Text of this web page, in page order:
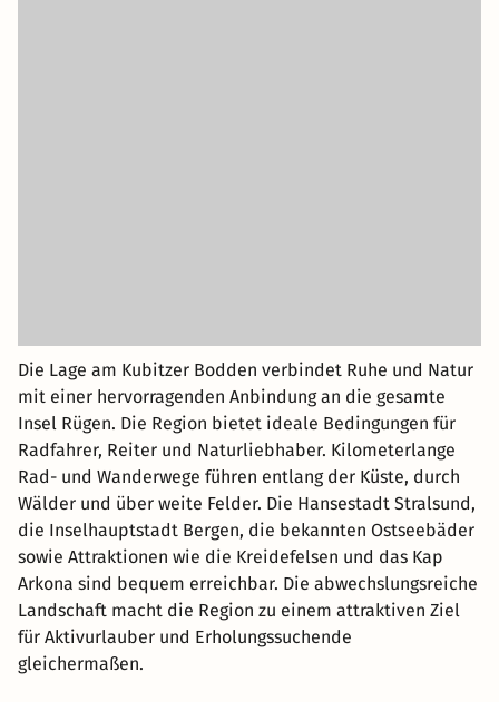
Die Lage am Kubitzer Bodden verbindet Ruhe und Natur
mit einer hervorragenden Anbindung an die gesamte
Insel Rügen. Die Region bietet ideale Bedingungen für
Radfahrer, Reiter und Naturliebhaber. Kilometerlange
Rad- und Wanderwege führen entlang der Küste, durch
Wälder und über weite Felder. Die Hansestadt Stralsund,
die Inselhauptstadt Bergen, die bekannten Ostseebäder
sowie Attraktionen wie die Kreidefelsen und das Kap
Arkona sind bequem erreichbar. Die abwechslungsreiche
Landschaft macht die Region zu einem attraktiven Ziel
für Aktivurlauber und Erholungssuchende
gleichermaßen.